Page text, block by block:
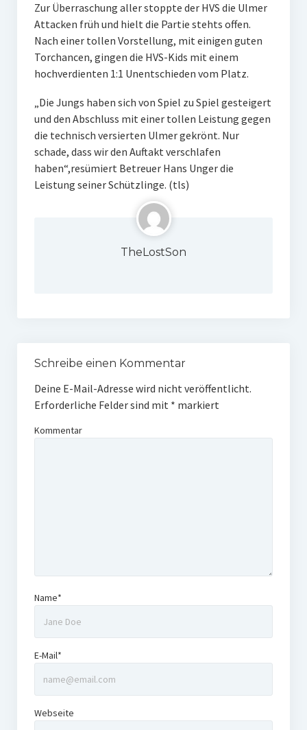
Zur Überraschung aller stoppte der HVS die Ulmer
Attacken früh und hielt die Partie stehts offen.
Nach einer tollen Vorstellung, mit einigen guten
Torchancen, gingen die HVS-Kids mit einem
hochverdienten 1:1 Unentschieden vom Platz.
„Die Jungs haben sich von Spiel zu Spiel gesteigert
und den Abschluss mit einer tollen Leistung gegen
die technisch versierten Ulmer gekrönt. Nur
schade, dass wir den Auftakt verschlafen
haben“,resümiert Betreuer Hans Unger die
Leistung seiner Schützlinge. (tls)
TheLostSon
Schreibe einen Kommentar
Deine E-Mail-Adresse wird nicht veröffentlicht.
Erforderliche Felder sind mit * markiert
Kommentar
Name*
E-Mail*
Webseite